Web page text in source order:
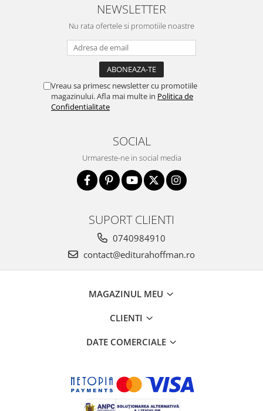
NEWSLETTER
Nu rata ofertele si promotiile noastre
Vreau sa primesc newsletter cu promotiile
magazinului. Afla mai multe in Politica de
Confidentialitate
SOCIAL
Urmareste-ne in social media
SUPORT CLIENTI
0740984910
contact@editurahoffman.ro
MAGAZINUL MEU
CLIENTI
DATE COMERCIALE